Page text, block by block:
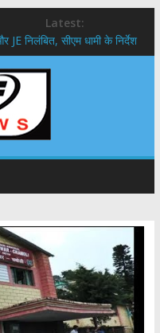
Latest:
निलंबित, सीएम धामी के निर्देश
के सुझाव ,मुख्यमंत्री युवा
धामी
कार्बन क्रेडिट और जड़ी-बूटी आय
वेबसाइट एवं क्षत्रिय जागरण
प्रतिभाग,मुख्यमंत्री ने
फहराने का किया आवाह्न